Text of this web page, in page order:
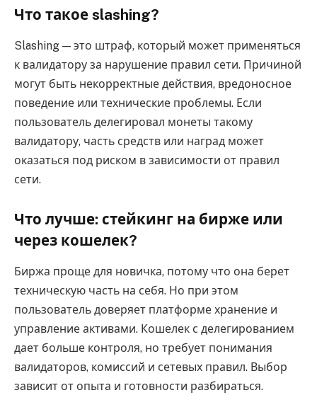
Что такое slashing?
Slashing — это штраф, который может применяться
к валидатору за нарушение правил сети. Причиной
могут быть некорректные действия, вредоносное
поведение или технические проблемы. Если
пользователь делегировал монеты такому
валидатору, часть средств или наград может
оказаться под риском в зависимости от правил
сети.
Что лучше: стейкинг на бирже или
через кошелек?
Биржа проще для новичка, потому что она берет
техническую часть на себя. Но при этом
пользователь доверяет платформе хранение и
управление активами. Кошелек с делегированием
дает больше контроля, но требует понимания
валидаторов, комиссий и сетевых правил. Выбор
зависит от опыта и готовности разбираться.